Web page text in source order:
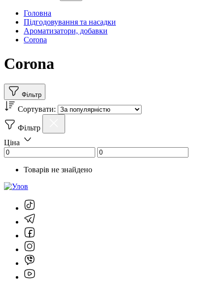
Головна
Підгодовування та насадки
Ароматизатори, добавки
Corona
Corona
Фільтр
Сортувати:
Фільтр
Ціна
Товарів не знайдено